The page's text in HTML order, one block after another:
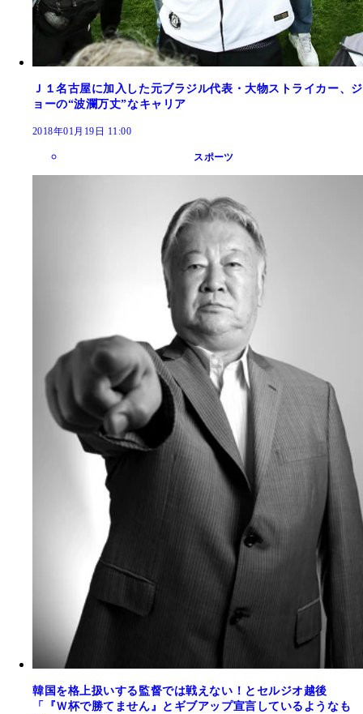
Ｊ１名古屋に加入した元ブラジル代表・大物ストライカー、ジ
ョーの“波瀾万丈”なキャリア
2018年01月19日 11:00
スポーツ
韓国を格上扱いする監督では戦えない！とセルジオ越後
「『Ｗ杯で勝てません』とギブアップ宣言しているようなも